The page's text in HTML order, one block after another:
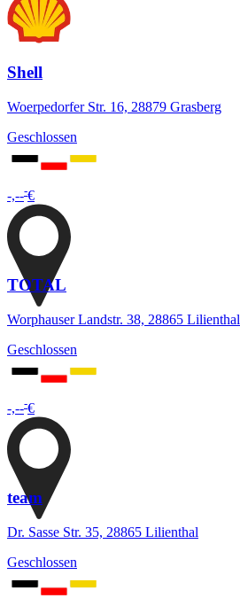
Shell
Woerpedorfer Str. 16, 28879 Grasberg
Geschlossen
-,---€
TOTAL
Worphauser Landstr. 38, 28865 Lilienthal
Geschlossen
-,---€
team
Dr. Sasse Str. 35, 28865 Lilienthal
Geschlossen